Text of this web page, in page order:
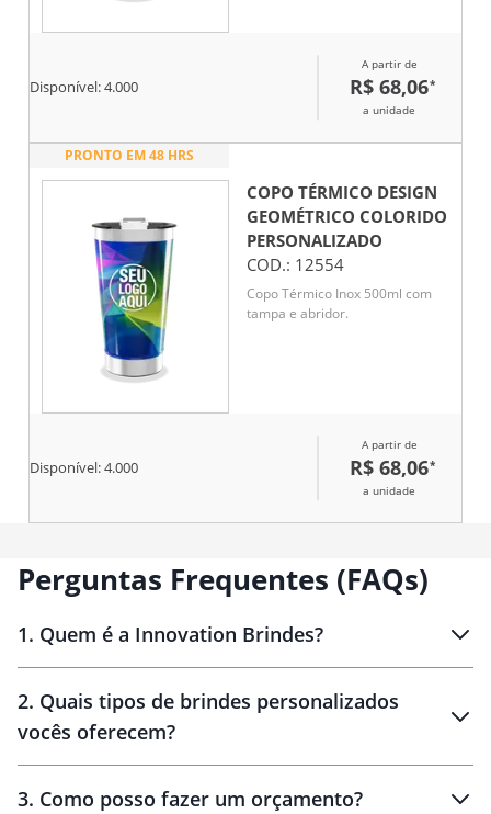
Disponível:4.000
A partir de
R$ 68,06*
a unidade
PRONTO EM 48 HRS
COPO TÉRMICO DESIGN
GEOMÉTRICO COLORIDO
PERSONALIZADO
COD.: 12554
Copo Térmico Inox 500ml com
tampa e abridor.
Disponível:4.000
A partir de
R$ 68,06*
a unidade
Perguntas Frequentes (FAQs)
1. Quem é a Innovation Brindes?
Brindes personalizados
2. Quais tipos de brindes personalizados
vocês oferecem?
3. Como posso fazer um orçamento?